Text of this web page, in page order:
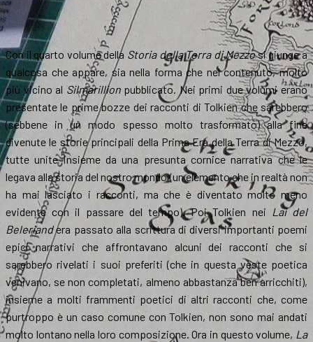
Con il quarto volume della Storia della Terra di Mezzosi giunge a
qualcosa che appare, sia nella forma che nel contenuto, molto
più vicino al Silmarillionpubblicato. Nei primi due volumi erano
presentate le prime bozze dei racconti di Tolkien che sarebbero
(sebbene in un modo spesso molto trasformato) alla fine
divenute le storie principali della Prima Era della Terra di Mezzo,
tutte unite insieme da una presunta cornice narrativa che le
legava alla storia del nostro mondo (un elemento che in realtà non
ha mai lasciato i racconti, ma che è diventato molto meno
evidente con il passare del tempo). Poi Tolkien nei Lai del
Beleriandera passato alla scrittura di diversi importanti poemi
epici narrativi che affrontavano alcuni dei racconti che si
sarebbero rivelati i suoi preferiti (che in questa veste poetica
venivano, se non completati, almeno abbastanza ben arricchiti),
insieme a molti frammenti poetici di altri racconti che, come
purtroppo è un caso comune con Tolkien, non sono mai andati
molto lontano nella loro composizione. Ora in questo volume, La